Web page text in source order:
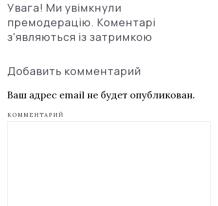
Увага! Ми увімкнули
премодерацію. Коментарі
з'являються із затримкою
Добавить комментарий
Ваш адрес email не будет опубликован.
КОММЕНТАРИЙ